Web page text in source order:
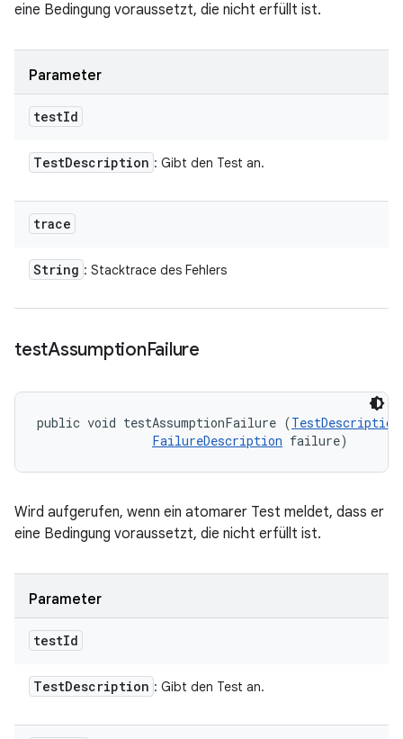
eine Bedingung voraussetzt, die nicht erfüllt ist.
Parameter
testId
TestDescription : Gibt den Test an.
trace
String : Stacktrace des Fehlers
testAssumptionFailure
public void testAssumptionFailure (TestDescription
FailureDescription failure)
Wird aufgerufen, wenn ein atomarer Test meldet, dass er
eine Bedingung voraussetzt, die nicht erfüllt ist.
Parameter
testId
TestDescription : Gibt den Test an.